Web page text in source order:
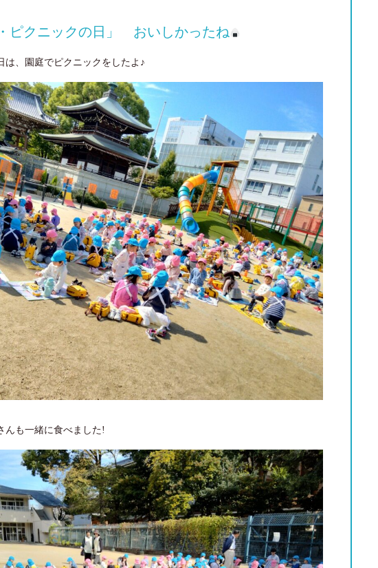
ピクニックの日」 おいしかったね
は、園庭でピクニックをしたよ♪
んも一緒に食べました!